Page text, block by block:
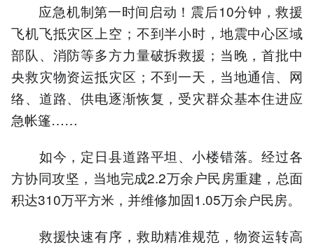
应急机制第一时间启动！震后10分钟，救援
飞机飞抵灾区上空；不到半小时，地震中心区域
部队、消防等多方力量破拆救援；当晚，首批中
央救灾物资运抵灾区；不到一天，当地通信、网
络、道路、供电逐渐恢复，受灾群众基本住进应
急帐篷……
如今，定日县道路平坦、小楼错落。经过各
方协同攻坚，当地完成2.2万余户民房重建，总面
积达310万平方米，并维修加固1.05万余户民房。
救援快速有序，救助精准规范，物资运转高